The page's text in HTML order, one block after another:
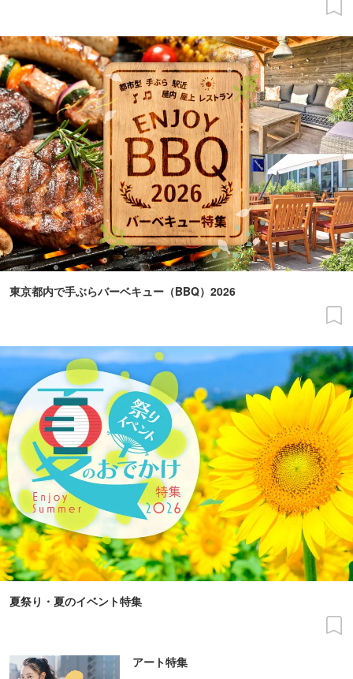
東京都内で手ぶらバーベキュー（BBQ）2026
夏祭り・夏のイベント特集
アート特集